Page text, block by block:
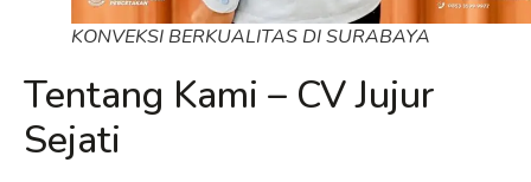
KONVEKSI BERKUALITAS DI SURABAYA
Tentang Kami – CV Jujur
Sejati